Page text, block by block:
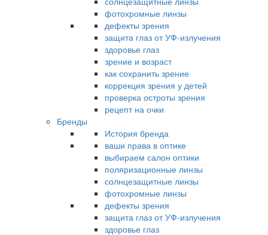
фотохромные линзы
дефекты зрения
защита глаз от УФ-излучения
здоровье глаз
зрение и возраст
как сохранить зрение
коррекция зрения у детей
проверка остроты зрения
рецепт на очки
Бренды
История бренда
ваши права в оптике
выбираем салон оптики
поляризационные линзы
солнцезащитные линзы
фотохромные линзы
дефекты зрения
защита глаз от УФ-излучения
здоровье глаз